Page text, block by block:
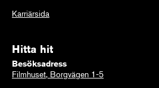
Karriärsida
Hitta hit
Besöksadress
Filmhuset, Borgvägen 1-5